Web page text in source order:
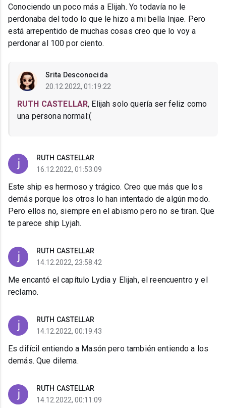
Conociendo un poco más a Elijah. Yo todavía no le
perdonaba del todo lo que le hizo a mi bella Injae. Pero
está arrepentido de muchas cosas creo que lo voy a
perdonar al 100 por ciento.
Srita Desconocida
20.12.2022, 01:19:22
RUTH CASTELLAR, Elijah solo quería ser feliz como
una persona normal:(
RUTH CASTELLAR
16.12.2022, 01:53:09
Este ship es hermoso y trágico. Creo que más que los
demás porque los otros lo han intentado de algún modo.
Pero ellos no, siempre en el abismo pero no se tiran. Que
te parece ship Lyjah.
RUTH CASTELLAR
14.12.2022, 23:58:42
Me encantó el capítulo Lydia y Elijah, el reencuentro y el
reclamo.
RUTH CASTELLAR
14.12.2022, 00:19:43
Es difícil entiendo a Masón pero también entiendo a los
demás. Que dilema.
RUTH CASTELLAR
14.12.2022, 00:11:09